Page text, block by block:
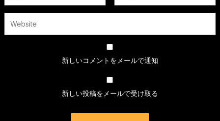
新しいコメントをメールで通知
新しい投稿をメールで受け取る